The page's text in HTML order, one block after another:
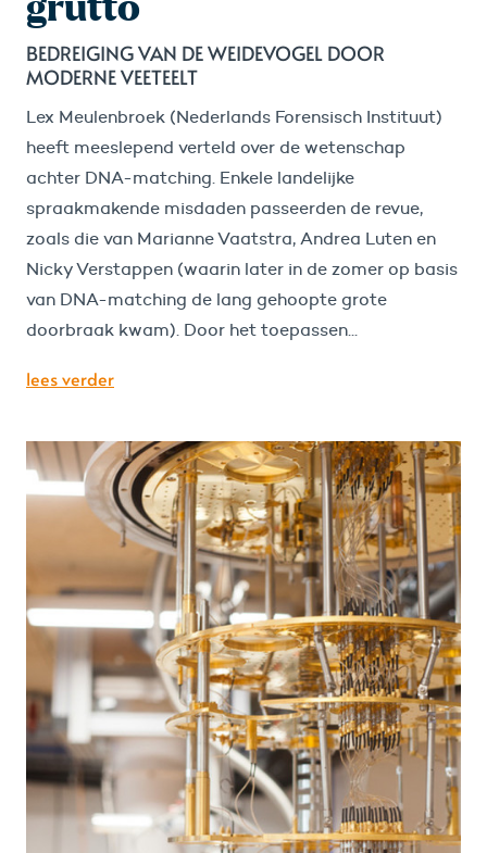
grutto
BEDREIGING VAN DE WEIDEVOGEL DOOR
MODERNE VEETEELT
Lex Meulenbroek (Nederlands Forensisch Instituut)
heeft meeslepend verteld over de wetenschap
achter DNA-matching. Enkele landelijke
spraakmakende misdaden passeerden de revue,
zoals die van Marianne Vaatstra, Andrea Luten en
Nicky Verstappen (waarin later in de zomer op basis
van DNA-matching de lang gehoopte grote
doorbraak kwam). Door het toepassen...
lees verder